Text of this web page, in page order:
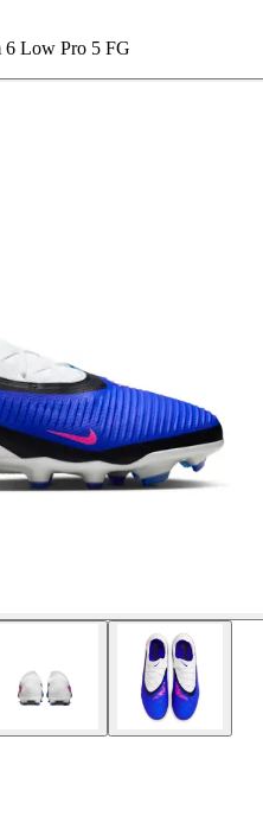
6 Low Pro 5 FG